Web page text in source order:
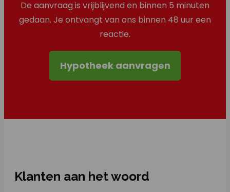
De aanvraag is vrijblijvend en binnen 5 minuten
gedaan. Je ontvangt van ons binnen 48 uur een
reactie.
Hypotheek aanvragen
Klanten aan het woord